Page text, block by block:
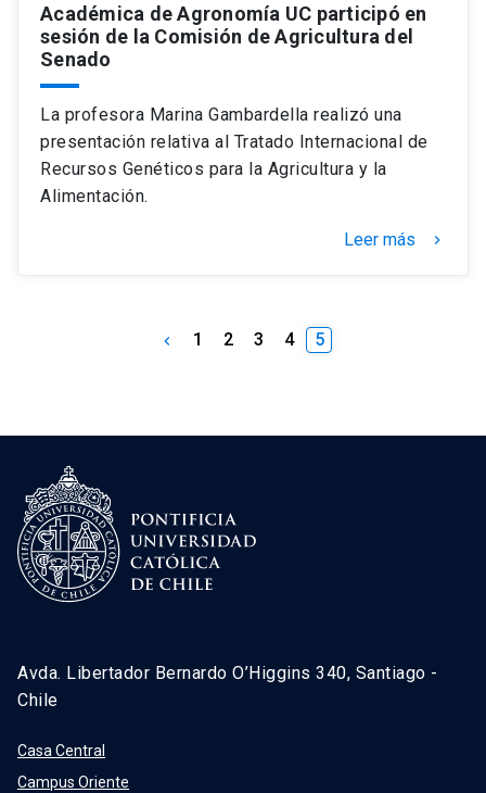
Académica de Agronomía UC participó en
sesión de la Comisión de Agricultura del
Senado
La profesora Marina Gambardella realizó una
presentación relativa al Tratado Internacional de
Recursos Genéticos para la Agricultura y la
Alimentación.
Leer más keyboard_arrow_right
keyboard_arrow_left 1 2 3 4 5
Avda. Libertador Bernardo O’Higgins 340, Santiago -
Chile
Casa Central
Campus Oriente